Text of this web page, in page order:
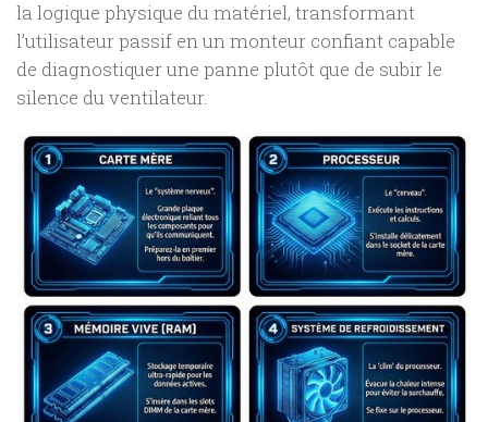
la logique physique du matériel, transformant
l’utilisateur passif en un monteur confiant capable
de diagnostiquer une panne plutôt que de subir le
silence du ventilateur.